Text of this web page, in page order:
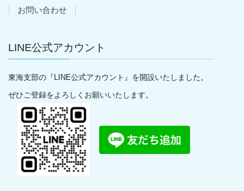
お問い合わせ
LINE公式アカウント
東海支部の『LINE公式アカウント』を開設いたしました。
ぜひご登録をよろしくお願いいたします。